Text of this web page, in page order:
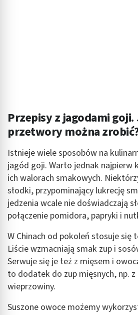
Przepisy z jagodami goji.
przetwory można
Istnieje wiele sposobów na
jagód goji. Warto jednak najpierw
ich walorach smakowych.
słodki, przypominający lukrecję
jedzenia wcale nie doświadczają
połączenie pomidora, papryki i
W Chinach od pokoleń stosuje się
Liście wzmacniają smak zup i
Serwuje się je też z mięsem i
to dodatek do zup mięsnych, np.
wieprzowiny.
Suszone owoce możemy